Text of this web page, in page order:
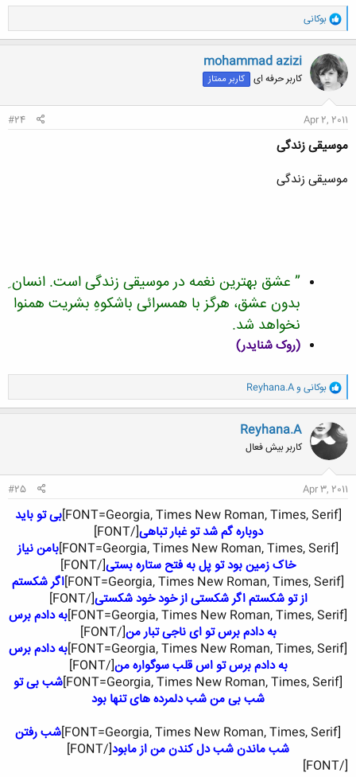
و
ا
ک
ن
ش
ه
ا
بوکانی
mohammad azizi
کاربر حرفه ای کاربر ممتاز
Apr 2, 2011
#24
موسیقی زندگی
موسیقی زندگی
” عشق بهترین نغمه در موسیقی زندگی است. انسان ِ
بدون عشق، هرگز با همسرائی باشکوهِ بشریت همنوا
نخواهد شد.
(روک شنایدر)
و
ا
ک
ن
ش
ه
ا
بوکانی وReyhana.A
Reyhana.A
کاربر بیش فعال
Apr 3, 2011
#25
[FONT=Georgia, Times New Roman, Times, Serif]
بی تو باید
دوباره گم شد تو غبار تباهی[/FONT]​
[FONT=Georgia, Times New Roman, Times, Serif]
بامن نیاز
خاک زمین بود تو پل به فتح ستاره بستی[/FONT]​
[FONT=Georgia, Times New Roman, Times, Serif]
اگر شکستم
از تو شکستم اگر شکستی از خود خود شکستی[/FONT]​
[FONT=Georgia, Times New Roman, Times, Serif]
به دادم برس
به دادم برس تو ای ناجی تبار من[/FONT]​
[FONT=Georgia, Times New Roman, Times, Serif]
به دادم برس
به دادم برس تو اس قلب سوگواره من[/FONT]​
[FONT=Georgia, Times New Roman, Times, Serif]
شب بی تو
شب بی من شب دلمرده های تنها بود
[FONT=Georgia, Times New Roman, Times, Serif]
شب رفتن
شب ماندن شب دل کندن من از مابود[/FONT]​
[/FONT]